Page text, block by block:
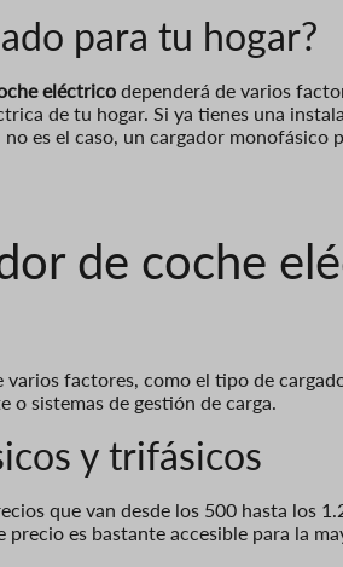
para tu hogar?
eléctrico dependerá de varios
de tu hogar. Si ya tienes una
es el caso, un cargador monofásico
de coche
varios factores, como el tipo de
sistemas de gestión de carga.
y trifásicos
que van desde los 500 hasta los
es bastante accesible para la